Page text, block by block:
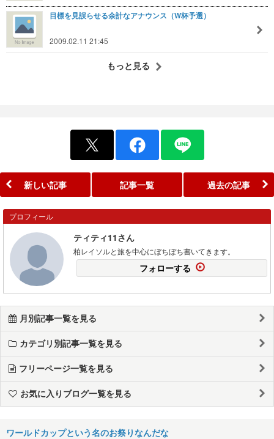
目標を見誤らせる余計なアナウンス（W杯予選）
2009.02.11 21:45
もっと見る
新しい記事 記事一覧 過去の記事
プロフィール
ティティ11さん
柏レイソルと旅を中心にぼちぼち書いてきます。
フォローする
月別記事一覧を見る
カテゴリ別記事一覧を見る
フリーページ一覧を見る
お気に入りブログ一覧を見る
ワールドカップという名のお祭りなんだな